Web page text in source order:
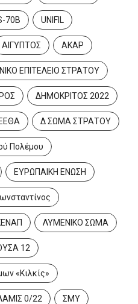
70B UNIFIL
ΑΙΓΥΠΤΟΣ ΑΚΑΡ
ΕΠΙΤΕΛΕΙΟ ΣΤΡΑΤΟΥ
ΔΗΜΟΚΡΙΤΟΣ 2022
Δ ΣΩΜΑ ΣΤΡΑΤΟΥ
Πολέμου
ΕΥΡΩΠΑΙΚΗ ΕΝΩΣΗ
ΛΥΜΕΝΙΚΟ ΣΩΜΑ
12
«Κιλκίς»
0/22 ΣΜΥ